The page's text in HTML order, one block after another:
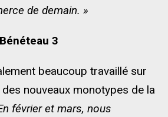
de demain. »
3
beaucoup travaillé sur
nouveaux monotypes de la
février et mars, nous